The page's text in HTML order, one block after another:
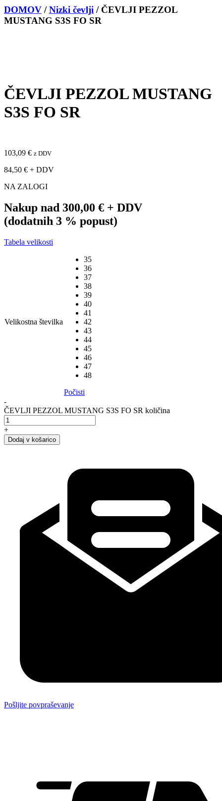
DOMOV /Nizki čevlji / ČEVLJI PEZZOL
MUSTANG S3S FO SR
ČEVLJI PEZZOL MUSTANG
S3S FO SR
103,09 € z DDV
84,50 € + DDV
NA ZALOGI
Nakup nad 300,00 € + DDV
(dodatnih 3 % popust)
Tabela velikosti
Velikostna številka
35
36
37
38
39
40
41
42
43
44
45
46
47
48
Počisti
-
ČEVLJI PEZZOL MUSTANG S3S FO SR količina
+
Dodaj v košarico
Pošljite povpraševanje